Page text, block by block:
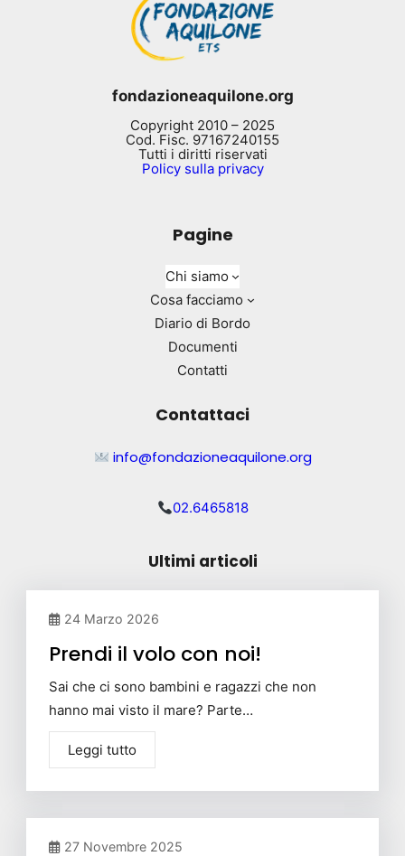
fondazioneaquilone.org
Copyright 2010 – 2025
Cod. Fisc. 97167240155
Tutti i diritti riservati
Policy sulla privacy
Pagine
Chi siamo
Cosa facciamo
Diario di Bordo
Documenti
Contatti
Contattaci
info@fondazioneaquilone.org
02.6465818
Ultimi articoli
24 Marzo 2026
Prendi il volo con noi!
Sai che ci sono bambini e ragazzi che non
hanno mai visto il mare? Parte…
Leggi tutto
27 Novembre 2025